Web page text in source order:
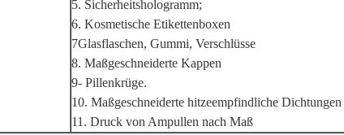
5. Sicherheitshologramm;
6. Kosmetische Etikettenboxen
7Glasflaschen, Gummi, Verschlüsse
8. Maßgeschneiderte Kappen
9- Pillenkrüge.
10. Maßgeschneiderte hitzeempfindliche Dichtungen
11. Druck von Ampullen nach Maß